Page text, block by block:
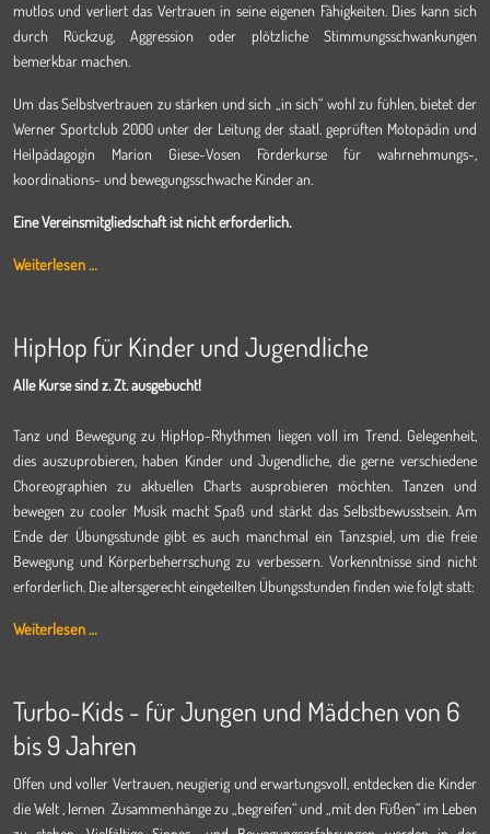
mutlos und verliert das Vertrauen in seine eigenen Fähigkeiten. Dies kann sich
durch Rückzug, Aggression oder plötzliche Stimmungsschwankungen
bemerkbar machen.
Um das Selbstvertrauen zu stärken und sich „in sich“ wohl zu fühlen, bietet der
Werner Sportclub 2000 unter der Leitung der staatl. geprüften Motopädin und
Heilpädagogin Marion Giese-Vosen Förderkurse für wahrnehmungs-,
koordinations- und bewegungsschwache Kinder an.
Eine Vereinsmitgliedschaft ist nicht erforderlich.
Weiterlesen …
HipHop für Kinder und Jugendliche
Alle Kurse sind z. Zt. ausgebucht!
Tanz und Bewegung zu HipHop-Rhythmen liegen voll im Trend. Gelegenheit,
dies auszuprobieren, haben Kinder und Jugendliche, die gerne verschiedene
Choreographien zu aktuellen Charts ausprobieren möchten. Tanzen und
bewegen zu cooler Musik macht Spaß und stärkt das Selbstbewusstsein. Am
Ende der Übungsstunde gibt es auch manchmal ein Tanzspiel, um die freie
Bewegung und Körperbeherrschung zu verbessern. Vorkenntnisse sind nicht
erforderlich. Die altersgerecht eingeteilten Übungsstunden finden wie folgt statt:
Weiterlesen …
Turbo-Kids - für Jungen und Mädchen von 6
bis 9 Jahren
Offen und voller Vertrauen, neugierig und erwartungsvoll, entdecken die Kinder
die Welt , lernen Zusammenhänge zu „begreifen“ und „mit den Füßen“ im Leben